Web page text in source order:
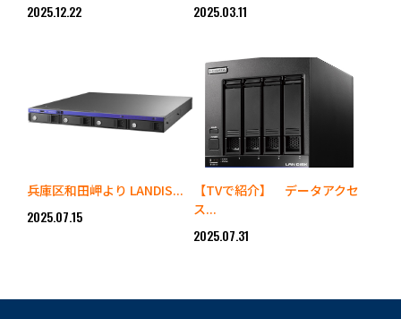
2025.12.22 2025.03.11
兵庫区和田岬より LANDIS...
2025.07.15
【TVで紹介】 データアクセ
ス...
2025.07.31